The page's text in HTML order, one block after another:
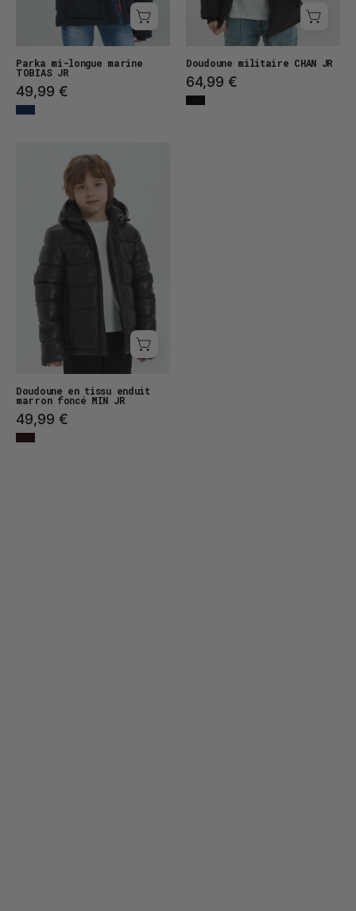
Parka mi-longue marine
TOBIAS JR
49,99 €
Doudoune militaire CHAN JR
64,99 €
Doudoune
en
tissu
enduit
MIN
JR
Doudoune en tissu enduit
marron foncé MIN JR
49,99 €